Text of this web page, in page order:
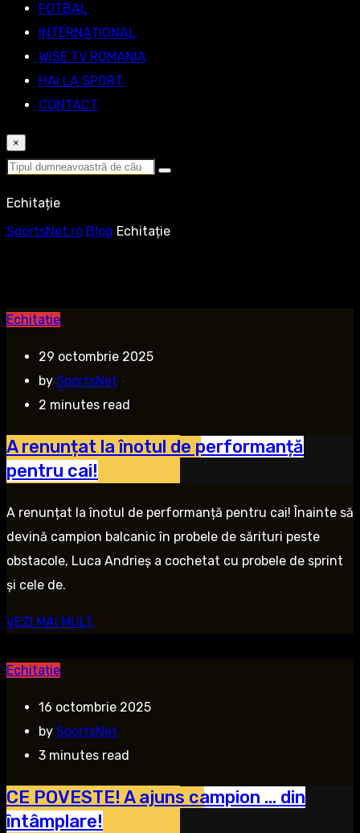
FOTBAL
INTERNAȚIONAL
WISE TV ROMANIA
HAI LA SPORT
CONTACT
×
Echitație
SportsNet.ro Blog Echitație
Echitație
29 octombrie 2025
by SportsNet
2 minutes read
A renunțat la înotul de performanță
pentru cai!
A renunțat la înotul de performanță pentru cai! Înainte să
devină campion balcanic în probele de sărituri peste
obstacole, Luca Andrieș a cochetat cu probele de sprint
și cele de.
VEZI MAI MULT
Echitație
16 octombrie 2025
by SportsNet
3 minutes read
CE POVESTE! A ajuns campion … din
întâmplare!